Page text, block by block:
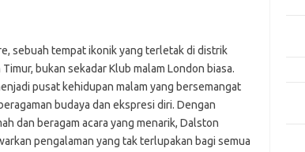
sebuah tempat ikonik yang terletak di distrik
bukan sekadar Klub malam London biasa.
pusat kehidupan malam yang bersemangat
budaya dan ekspresi diri. Dengan
dan beragam acara yang menarik, Dalston
pengalaman yang tak terlupakan bagi semua